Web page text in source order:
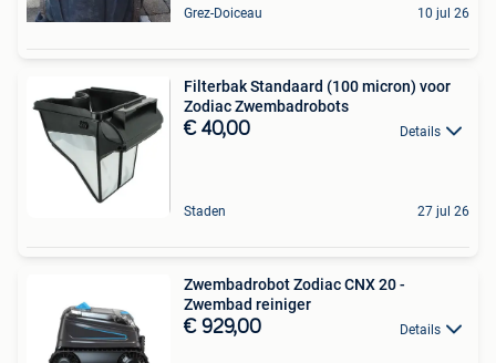
Grez-Doiceau 10 jul 26
Filterbak Standaard (100 micron) voor
Zodiac Zwembadrobots
€ 40,00 Details
Staden 27 jul 26
Zwembadrobot Zodiac CNX 20 -
Zwembad reiniger
€ 929,00 Details